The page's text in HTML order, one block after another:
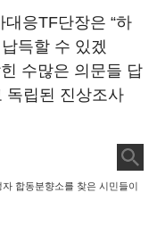
응TF단장은 “하
득할 수 있겠
수많은 의문들 답
독립된 진상조사
합동분향소를 찾은 시민들이